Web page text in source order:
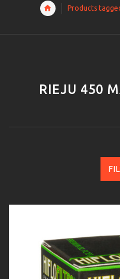
Products
RIEJU 450